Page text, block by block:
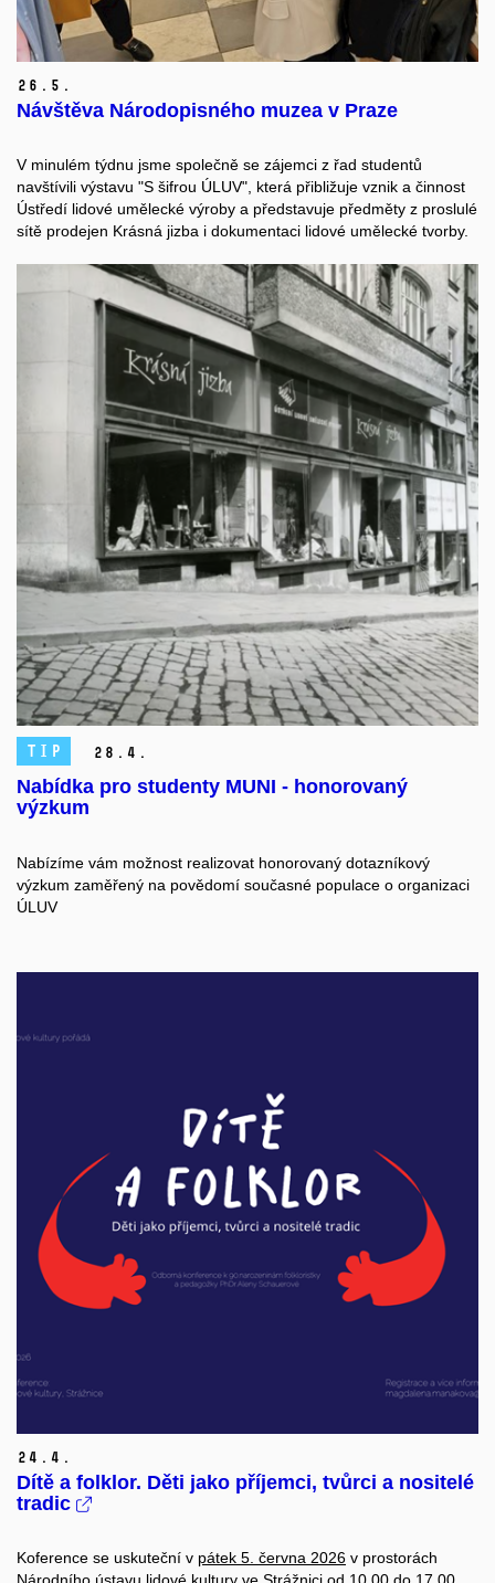
26. 5.
Návštěva Národopisného muzea v Praze
V minulém týdnu jsme společně se zájemci z řad studentů
navštívili výstavu "S šifrou ÚLUV", která přibližuje vznik a činnost
Ústředí lidové umělecké výroby a představuje předměty z proslulé
sítě prodejen Krásná jizba i dokumentaci lidové umělecké tvorby.
TIP 28. 4.
Nabídka pro studenty MUNI - honorovaný
výzkum
Nabízíme vám možnost realizovat honorovaný dotazníkový
výzkum zaměřený na povědomí současné populace o organizaci
ÚLUV
24. 4.
Dítě a folklor. Děti jako příjemci, tvůrci a nositelé
tradic
Koference se uskuteční v pátek 5. června 2026 v prostorách